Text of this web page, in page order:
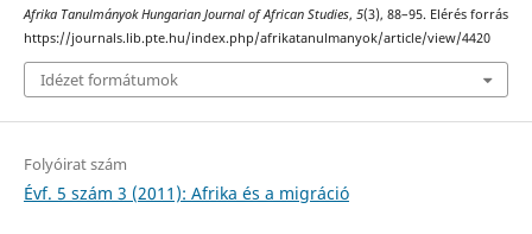
Afrika Tanulmányok Hungarian Journal of African Studies, 5(3), 88–95. Elérés forrás
https://journals.lib.pte.hu/index.php/afrikatanulmanyok/article/view/4420
Idézet formátumok
Folyóirat szám
Évf. 5 szám 3 (2011): Afrika és a migráció